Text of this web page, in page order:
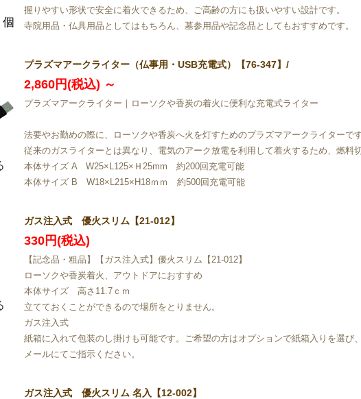
個
握りやすい形状で安全に着火できるため、ご高齢の方にも扱いやすい設計です。
寺院用品・仏具用品としてはもちろん、墓参用品や記念品としてもおすすめです。
プラズマアークライター（仏事用・USB充電式）【76-347】/
2,860円(税込) ～
プラズマアークライター｜ローソクや香炭の着火に便利な充電式ライター
法要やお勤めの際に、ローソクや香炭へ火を灯すためのプラズマアークライターです
従来のガスライターとは異なり、電気のアーク放電を利用して着火するため、燃料
本体サイズ A W25×L125×Ｈ25mm 約200回充電可能
本体サイズ B W18×L215×H18ｍｍ 約500回充電可能
ガス注入式 優火スリム【21-012】
330円(税込)
【記念品・粗品】【ガス注入式】優火スリム【21-012】
ローソクや香炭着火、アウトドアにおすすめ
本体サイズ 高さ11.7ｃｍ
立てておくことができるので場所をとりません。
ガス注入式
紙箱に入れて包装のし掛けも可能です。ご希望の方はオプションで紙箱入りを選び、
メールにてご指示ください。
ガス注入式 優火スリム 名入【12-002】